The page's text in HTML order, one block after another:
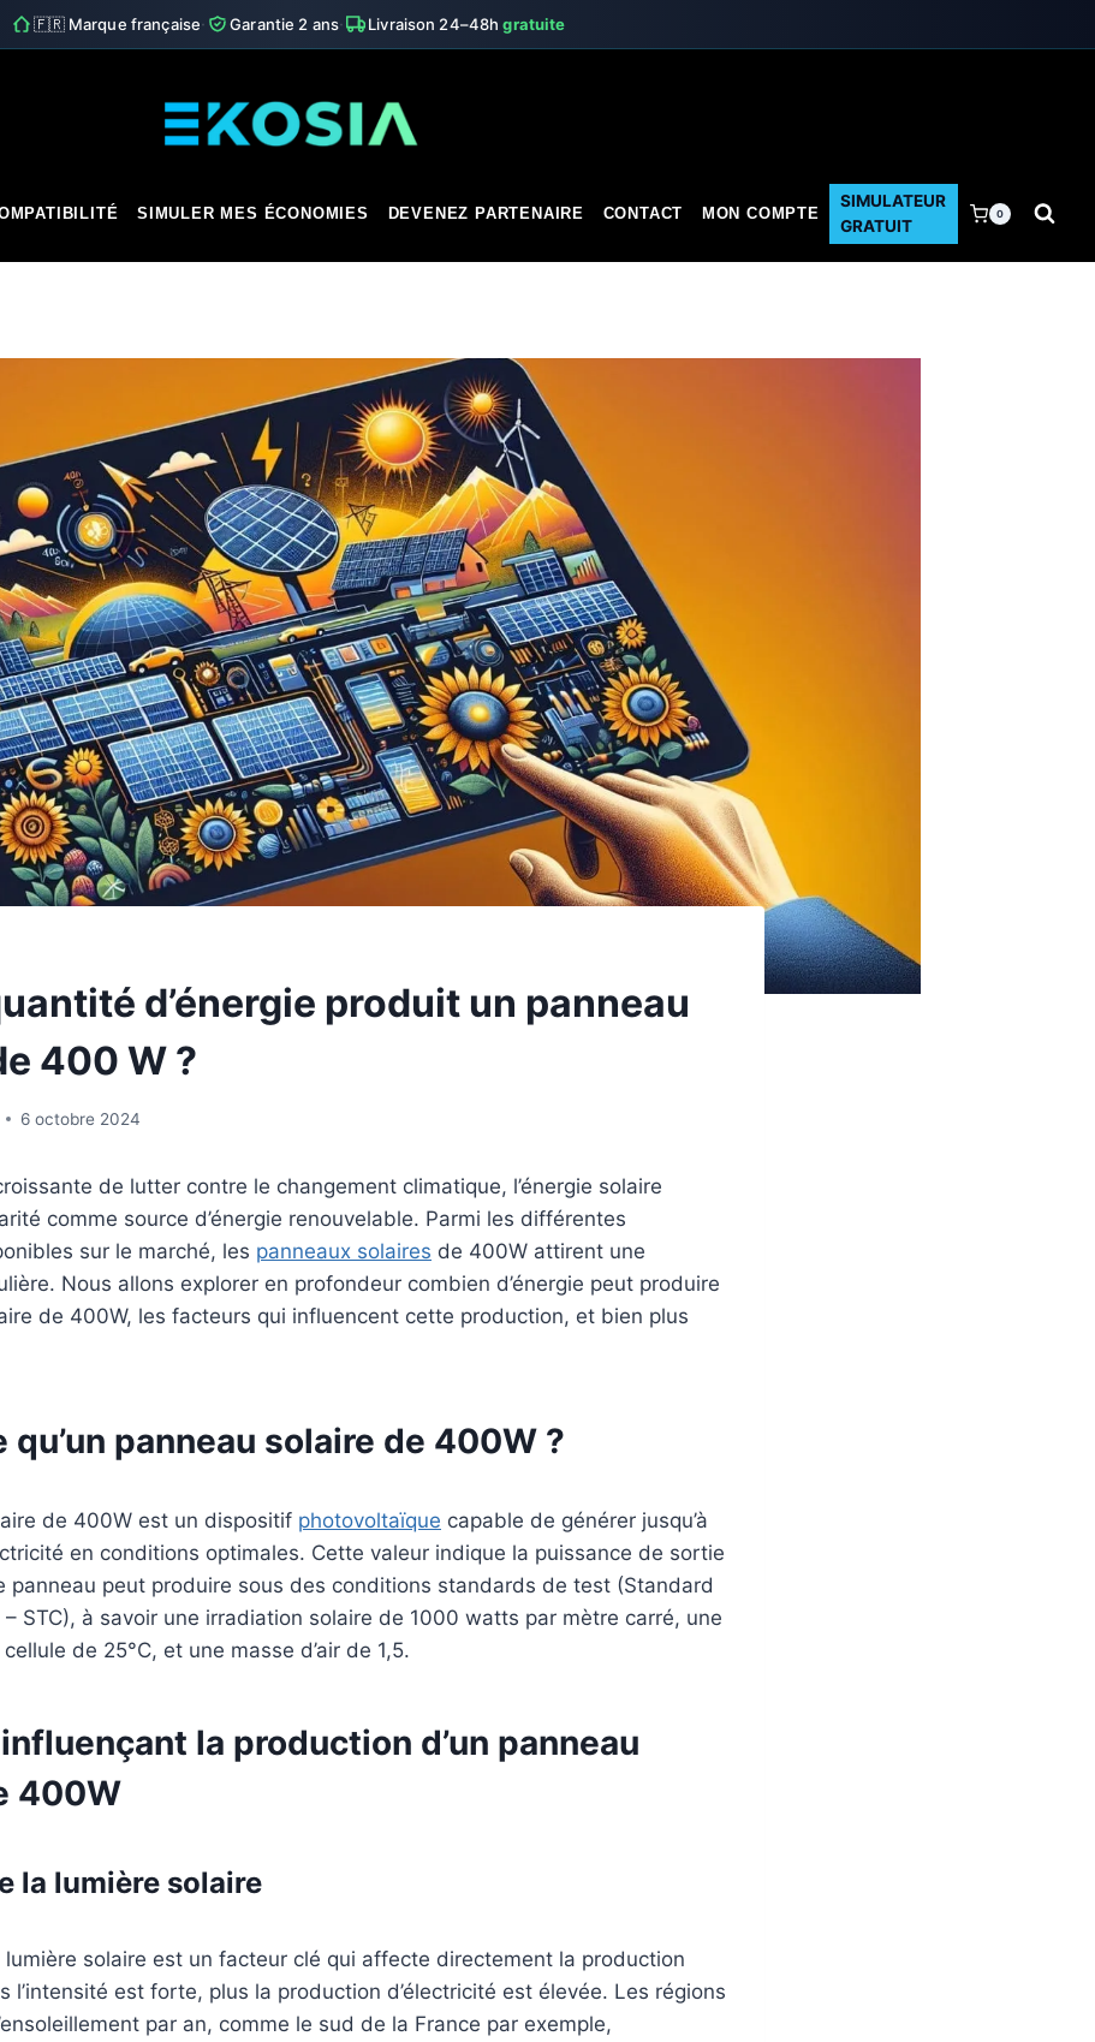
🇫🇷 Marque française· Garantie 2 ans· Livraison 24–48hgratuite
SIMULER MES ÉCONOMIES DEVENEZ PARTENAIRE CONTACT MON COMPTE
SIMULATEUR
GRATUIT
0
d’énergie produit un panneau
400 W ?
6 octobre 2024
de lutter contre le changement climatique, l’énergie solaire
comme source d’énergie renouvelable. Parmi les différentes
sur le marché, les panneaux solaires de 400W attirent une
Nous allons explorer en profondeur combien d’énergie peut produire
de 400W, les facteurs qui influencent cette production, et bien plus
qu’un panneau solaire de 400W ?
de 400W est un dispositif photovoltaïque capable de générer jusqu’à
en conditions optimales. Cette valeur indique la puissance de sortie
panneau peut produire sous des conditions standards de test (Standard
STC), à savoir une irradiation solaire de 1000 watts par mètre carré, une
de 25°C, et une masse d’air de 1,5.
la production d’un panneau
400W
la lumière solaire
lumière solaire est un facteur clé qui affecte directement la production
l’intensité est forte, plus la production d’électricité est élevée. Les régions
par an, comme le sud de la France par exemple,